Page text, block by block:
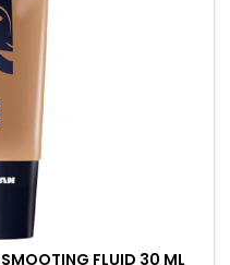
FLUID 30 ML